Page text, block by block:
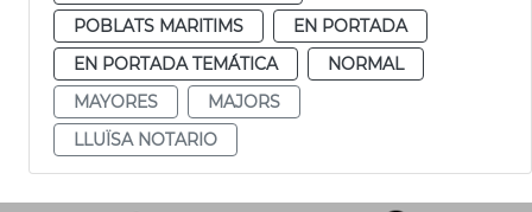
POBLATS MARITIMS
EN PORTADA
EN PORTADA TEMÁTICA
NORMAL
MAYORES
MAJORS
LLUÏSA NOTARIO